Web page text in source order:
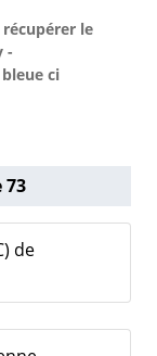
le
-
ci
73
de